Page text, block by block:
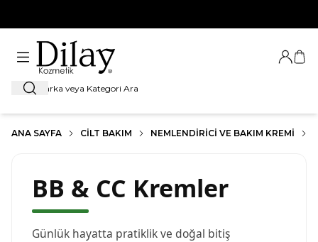
Ara
Giriş
ANA SAYFA CILT BAKIM NEMLENDIRICI VE BAKIM KREMI
BB & CC Kremler
Günlük hayatta pratiklik ve doğal bitiş